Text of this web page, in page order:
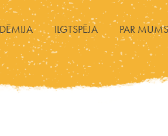
ILGTSPĒJA PAR MUMS